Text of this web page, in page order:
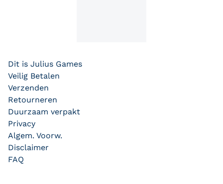
Dit is Julius Games
Veilig Betalen
Verzenden
Retourneren
Duurzaam verpakt
Privacy
Algem. Voorw.
Disclaimer
FAQ